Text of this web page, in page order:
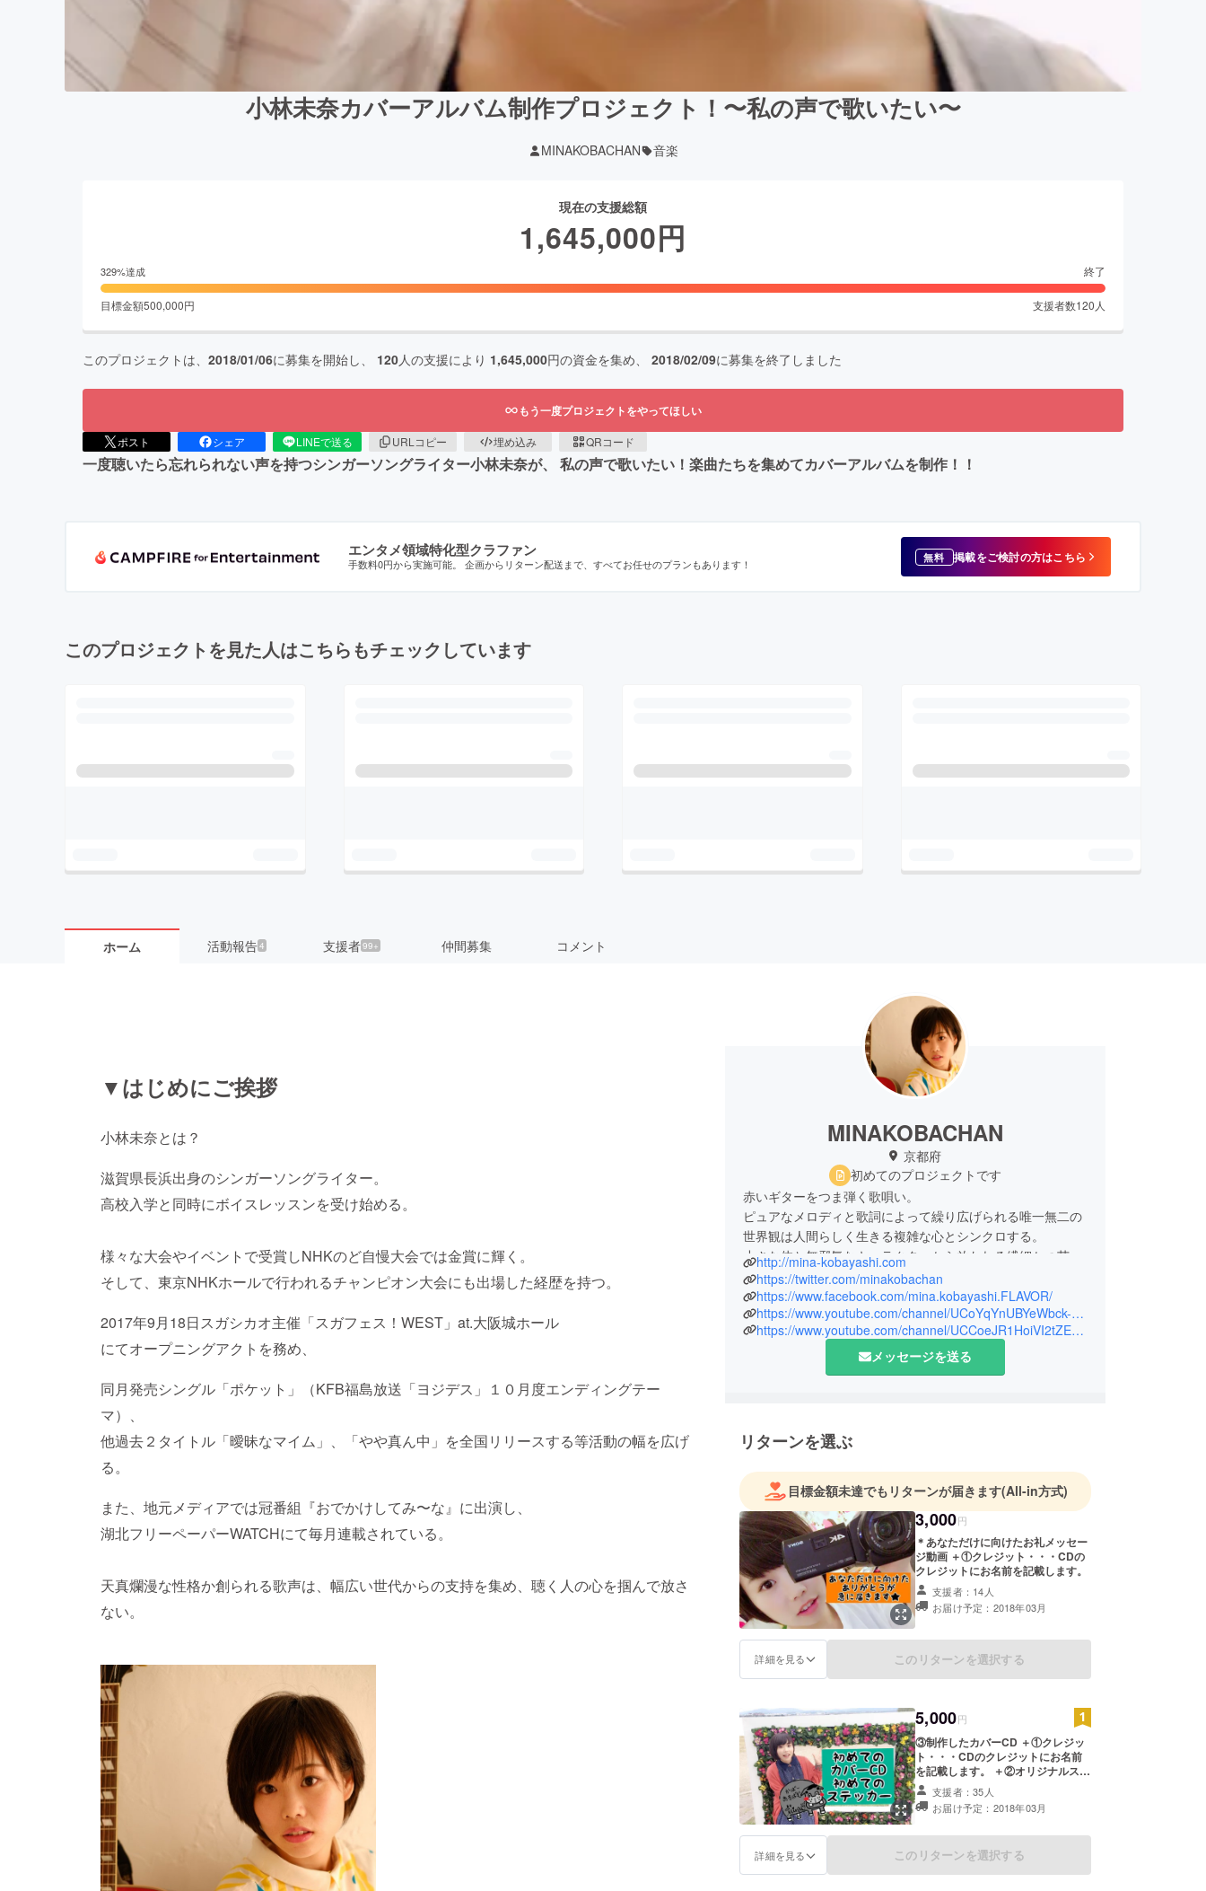
小林未奈カバーアルバム制作プロジェクト！〜私の声で歌いたい〜
MINAKOBACHAN 音楽
現在の支援総額
1,645,000円
329%達成 終了
目標金額500,000円 支援者数120 人
このプロジェクトは、 2018/01/06に募集を開始し、 120人の支援により 1,645,000円の資金を集め、 2018/02/09に募集を終了しました
もう一度プロジェクトをやってほしい
ポスト シェア LINEで送る URLコピー 埋め込み QRコード
一度聴いたら忘れられない声を持つシンガーソングライター小林未奈が、 私の声で歌いたい！楽曲たちを集めてカバーアルバムを制作！！
エンタメ領域特化型クラファン
手数料0円から実施可能。 企画からリターン配送まで、すべてお任せのプランもあります！ 無料 掲載をご検討の方はこちら
このプロジェクトを見た人はこちらもチェックしています
ホーム 活動報告4 支援者99+ 仲間募集 コメント
▼はじめにご挨拶
小林未奈とは？
滋賀県長浜出身のシンガーソングライター。
高校入学と同時にボイスレッスンを受け始める。
様々な大会やイベントで受賞しNHKのど自慢大会では金賞に輝く。
そして、東京NHKホールで行われるチャンピオン大会にも出場した経歴を持つ。
2017年9月18日スガシカオ主催「スガフェス！WEST」at.大阪城ホール
にてオープニングアクトを務め、
同月発売シングル「ポケット」（KFB福島放送「ヨジデス」１０月度エンディングテー
マ）、
他過去２タイトル「曖昧なマイム」、「やや真ん中」を全国リリースする等活動の幅を広げ
る。
また、地元メディアでは冠番組『おでかけしてみ〜な』に出演し、
湖北フリーペーパーWATCHにて毎月連載されている。
天真爛漫な性格か創られる歌声は、幅広い世代からの支持を集め、聴く人の心を掴んで放さ
ない。
MINAKOBACHAN
京都府
初めてのプロジェクトです
赤いギターをつま弾く歌唄い。
ピュアなメロディと歌詞によって繰り広げられる唯一無二の
世界観は人間らしく生きる複雑な心とシンクロする。
小さな体と無邪気なキャラクターから放たれる繊細かつ芯の
http://mina-kobayashi.com
https://twitter.com/minakobachan
https://www.facebook.com/mina.kobayashi.FLAVOR/
https://www.youtube.com/channel/UCoYqYnUBYeWbck-aHkF5kmw
https://www.youtube.com/channel/UCCoeJR1HoiVI2tZEd7sui4Q
メッセージを送る
リターンを選ぶ
目標金額未達でもリターンが届きます(All-in方式)
3,000円
＊あなただけに向けたお礼メッセー
ジ動画 ＋①クレジット・・・CDの
クレジットにお名前を記載します。
支援者：14人
お届け予定：2018年03月
詳細を見る このリターンを選択する
5,000円
③制作したカバーCD ＋①クレジッ
ト・・・CDのクレジットにお名前
を記載します。 ＋②オリジナルス
テッカー
支援者：35人
お届け予定：2018年03月
詳細を見る このリターンを選択する